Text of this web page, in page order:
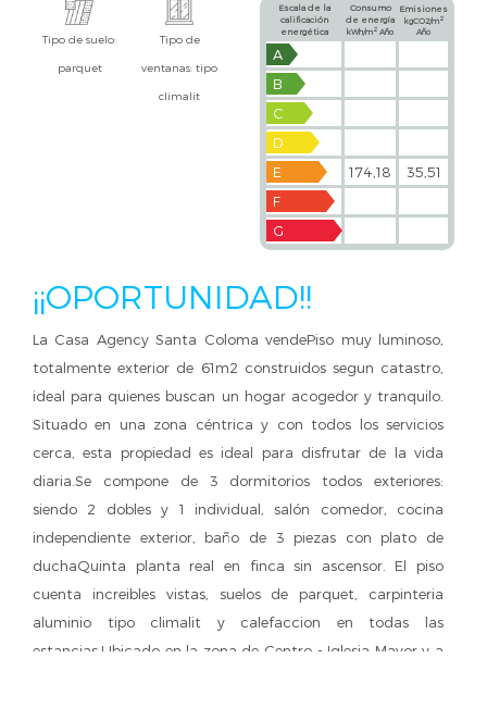
Tipo de suelo:
parquet
Tipo de
ventanas: tipo
climalit
Escala de la
calificación
energética
Consumo
de energía
kWh/m2 Año
Emisiones
kgCO2/m 2
Año
A
B
C
D
E
174,18
35,51
F
G
¡¡OPORTUNIDAD!!
La Casa Agency Santa Coloma vendePiso muy luminoso,
totalmente exterior de 61m2 construidos segun catastro,
ideal para quienes buscan un hogar acogedor y tranquilo.
Situado en una zona céntrica y con todos los servicios
cerca, esta propiedad es ideal para disfrutar de la vida
diaria.Se compone de 3 dormitorios todos exteriores:
siendo 2 dobles y 1 individual, salón comedor, cocina
independiente exterior, baño de 3 piezas con plato de
duchaQuinta planta real en finca sin ascensor. El piso
cuenta increibles vistas, suelos de parquet, carpinteria
aluminio tipo climalit y calefaccion en todas las
estancias.Ubicado en la zona de Centro - Iglesia Mayor y a